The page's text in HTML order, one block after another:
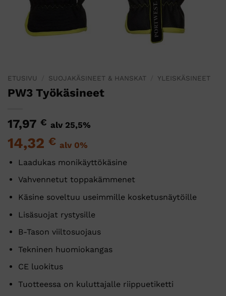
ETUSIVU SUOJAKÄSINEET & HANSKAT YLEISKÄSINEET
PW3 Työkäsineet
17,97 € alv 25,5%
14,32 € alv 0%
Laadukas monikäyttökäsine
Vahvennetut toppakämmenet
Käsine soveltuu useimmille kosketusnäytöille
Lisäsuojat rystysille
B-Tason viiltosuojaus
Tekninen huomiokangas
CE luokitus
Tuotteessa on kuluttajalle riippuetiketti